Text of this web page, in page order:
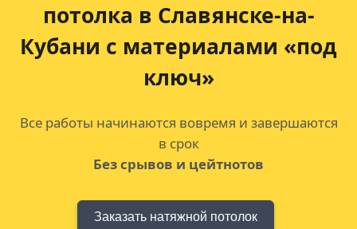
потолка в Славянске-на-
Кубани с материалами «под
ключ»
Все работы начинаются вовремя и завершаются
в срок
Без срывов и цейтнотов
Заказать натяжной потолок